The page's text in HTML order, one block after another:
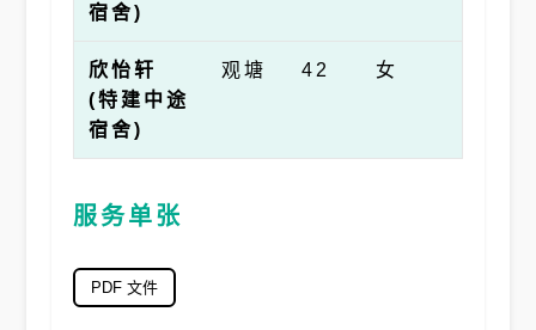
宿舍)
欣怡轩
(特建中途
宿舍)
观塘 42 女
服务单张
PDF 文件